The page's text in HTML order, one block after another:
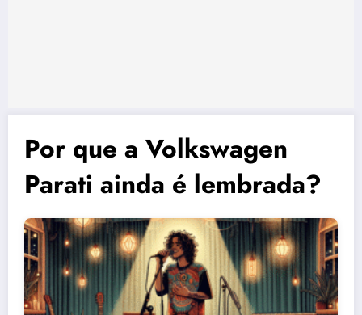
Por que a Volkswagen
Parati ainda é lembrada?